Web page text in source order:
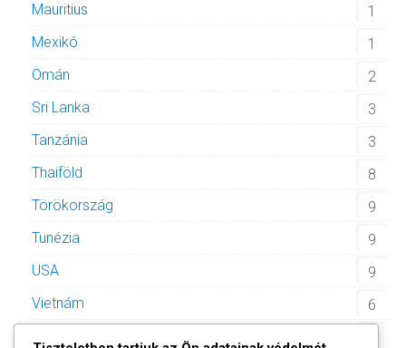
Mauritius
1
Mexikó
1
Omán
2
Sri Lanka
3
Tanzánia
3
Thaiföld
8
Törökország
9
Tunézia
9
USA
9
Vietnám
6